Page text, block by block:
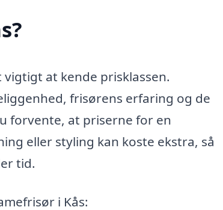
at kende prisklassen.
frisørens erfaring og de
forvente, at priserne for en
eller styling kan koste ekstra, så
tid.
i Kås: